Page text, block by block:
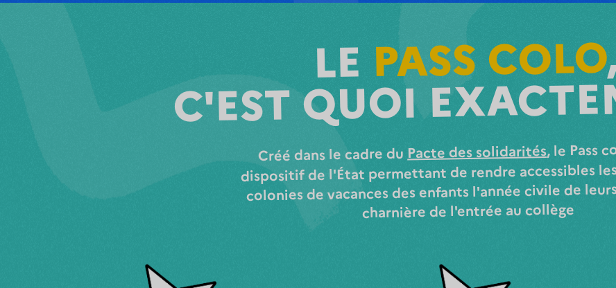
LE PASS COLO
C'EST QUOI
Créé dans le cadre duPacte des solidarités, le Pass
dispositif de l'État permettant de rendre accessibles
colonies de vacances des enfants l'année civile de leurs
charnière de l'entrée au collège